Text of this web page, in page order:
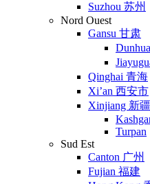
Suzhou 苏州
Nord Ouest
Gansu 甘肃
Qinghai 青海
Xi’an 西安市
Xinjiang 新疆
Turpan
Sud Est
Canton 广州
Fujian 福建